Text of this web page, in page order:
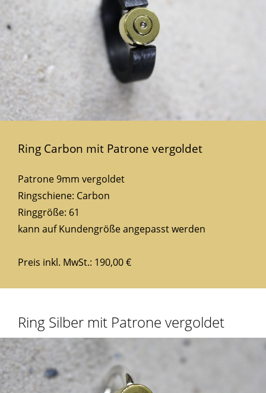
Ring Carbon mit Patrone vergoldet
Patrone 9mm vergoldet
Ringschiene: Carbon
Ringgröße: 61
kann auf Kundengröße angepasst werden
Preis inkl. MwSt.: 190,00 €
Ring Silber mit Patrone vergoldet